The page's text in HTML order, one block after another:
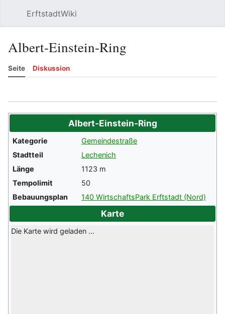
ErftstadtWiki
Albert-Einstein-Ring
Seite Diskussion
Albert-Einstein-Ring
Kategorie
Gemeindestraße
Stadtteil
Lechenich
Länge
1123 m
Tempolimit
50
Bebauungsplan
140 WirtschaftsPark Erftstadt (Nord)
Karte
Die Karte wird geladen …